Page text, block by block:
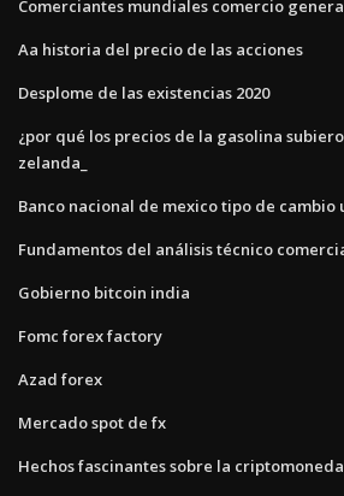
Comerciantes mundiales comercio
Aa historia del precio de las acciones
Desplome de las existencias 2020
¿por qué los precios de la gasolina
zelanda_
Banco nacional de mexico tipo de cambio
Fundamentos del análisis técnico
Gobierno bitcoin india
Fomc forex factory
Azad forex
Mercado spot de fx
Hechos fascinantes sobre la criptomoneda